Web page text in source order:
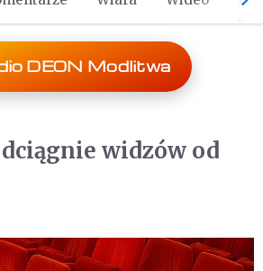
DEON Modlitwa
widzów od